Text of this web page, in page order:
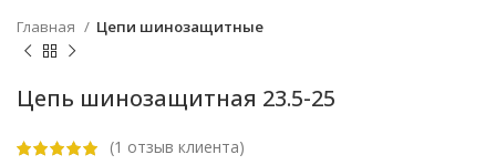
Главная Цепи шинозащитные
Цепь шинозащитная 23.5-25
(1 отзыв клиента)